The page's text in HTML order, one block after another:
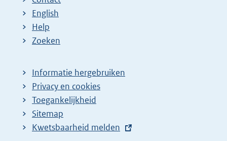
English
Help
Zoeken
Informatie hergebruiken
Privacy en cookies
Toegankelijkheid
Sitemap
E
Kwetsbaarheid melden